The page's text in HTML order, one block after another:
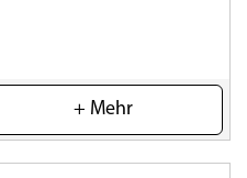
(0)
+ Mehr